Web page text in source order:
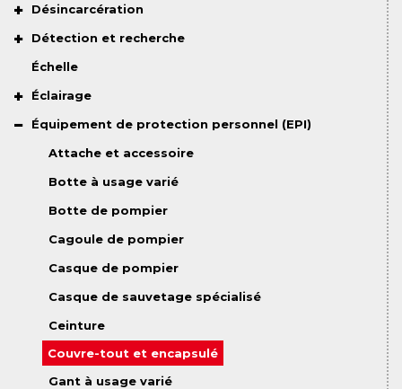
Désincarcération
Détection et recherche
Échelle
Éclairage
Équipement de protection personnel (EPI)
Attache et accessoire
Botte à usage varié
Botte de pompier
Cagoule de pompier
Casque de pompier
Casque de sauvetage spécialisé
Ceinture
Couvre-tout et encapsulé
Gant à usage varié